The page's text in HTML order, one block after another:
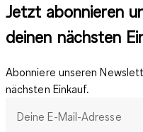
Jetzt abonnieren
deinen nächsten
Abonniere unseren
nächsten Einkauf.
Deine E-Mail-Adresse